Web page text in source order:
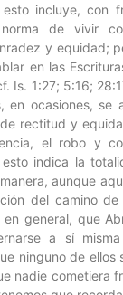
incluye, con
de vivir
y equidad;
en las
Is. 1:27; 5:16;
en ocasiones, se
rectitud y
el robo y
indica la
aunque
del camino de
general, que
a sí
ninguno de ellos
nadie cometiera